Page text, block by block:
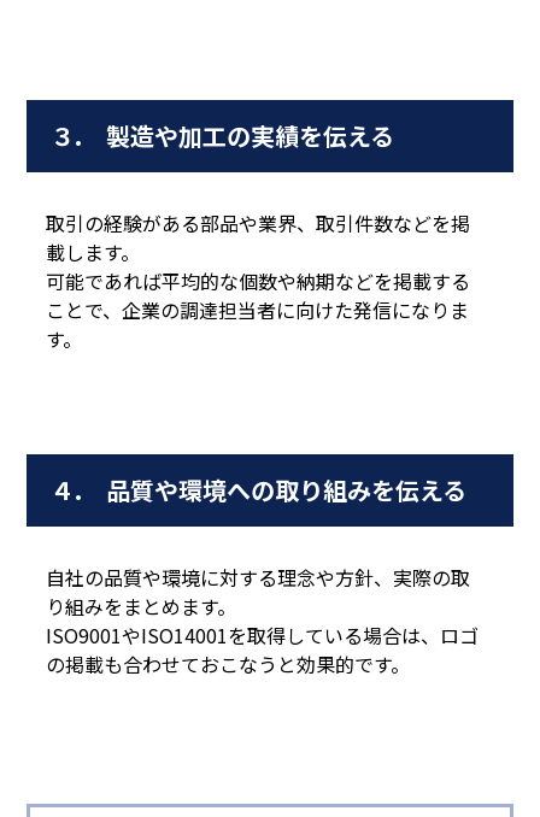
３. 製造や加工の実績を伝える
取引の経験がある部品や業界、取引件数などを掲
載します。
可能であれば平均的な個数や納期などを掲載する
ことで、企業の調達担当者に向けた発信になりま
す。
４. 品質や環境への取り組みを伝える
自社の品質や環境に対する理念や方針、実際の取
り組みをまとめます。
ISO9001やISO14001を取得している場合は、ロゴ
の掲載も合わせておこなうと効果的です。